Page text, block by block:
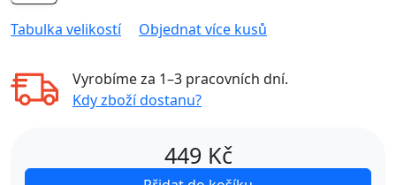
Tabulka velikostí Objednat více kusů
Vyrobíme za 1–3 pracovních dní.
Kdy zboží dostanu?
449 Kč